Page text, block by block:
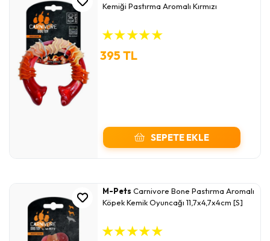
Kemiği Pastırma Aromalı Kırmızı
★★★★★
395 TL
SEPETE EKLE
M-Pets Carnivore Bone Pastırma Aromalı
Köpek Kemik Oyuncağı 11,7x4,7x4cm [S]
★★★★★